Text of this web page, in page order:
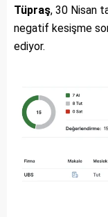
Tüpraş, 30 Nisan
negatif kesişme
ediyor.